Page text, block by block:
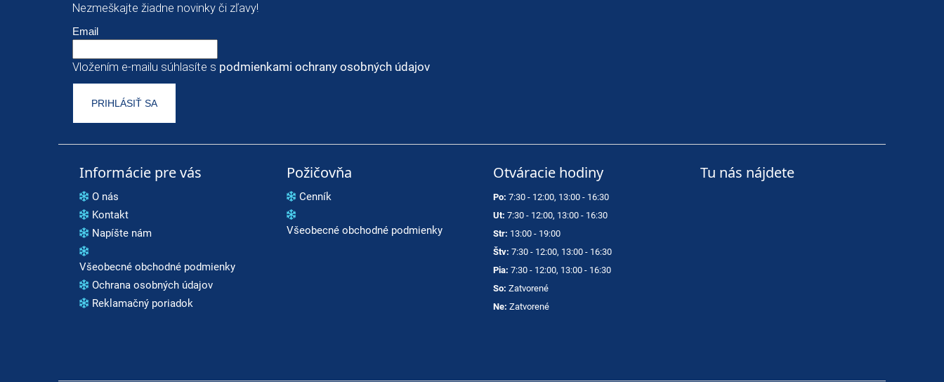
Nezmeškajte žiadne novinky či zľavy!
Email
Vložením e-mailu súhlasíte s podmienkami ochrany osobných údajov
PRIHLÁSIŤ SA
Informácie pre vás
O nás
Kontakt
Napíšte nám
Všeobecné obchodné podmienky
Ochrana osobných údajov
Reklamačný poriadok
Požičovňa
Cenník
Všeobecné obchodné podmienky
Otváracie hodiny
Po: 7:30 - 12:00, 13:00 - 16:30
Ut: 7:30 - 12:00, 13:00 - 16:30
Str: 13:00 - 19:00
Štv: 7:30 - 12:00, 13:00 - 16:30
Pia: 7:30 - 12:00, 13:00 - 16:30
So: Zatvorené
Ne: Zatvorené
Tu nás nájdete